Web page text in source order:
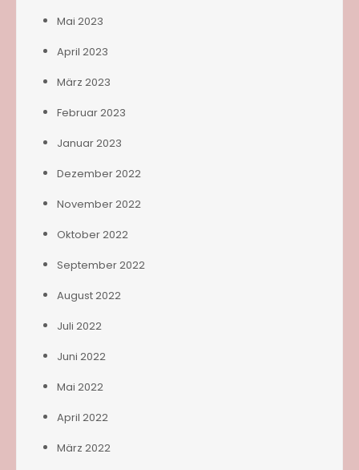
Mai 2023
April 2023
März 2023
Februar 2023
Januar 2023
Dezember 2022
November 2022
Oktober 2022
September 2022
August 2022
Juli 2022
Juni 2022
Mai 2022
April 2022
März 2022